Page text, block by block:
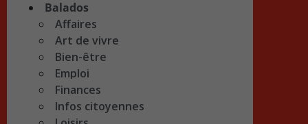
Balados
Affaires
Art de vivre
Bien-être
Emploi
Finances
Infos citoyennes